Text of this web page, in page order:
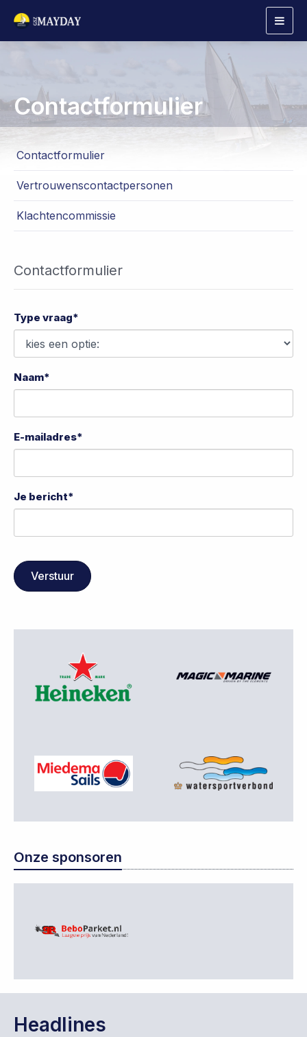
Contactformulier
Contactformulier
Vertrouwenscontactpersonen
Klachtencommissie
Contactformulier
Type vraag*
Naam*
E-mailadres*
Je bericht*
Verstuur
Onze sponsoren
Headlines